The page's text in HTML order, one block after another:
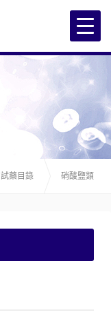
試藥目錄 硝酸鹽類